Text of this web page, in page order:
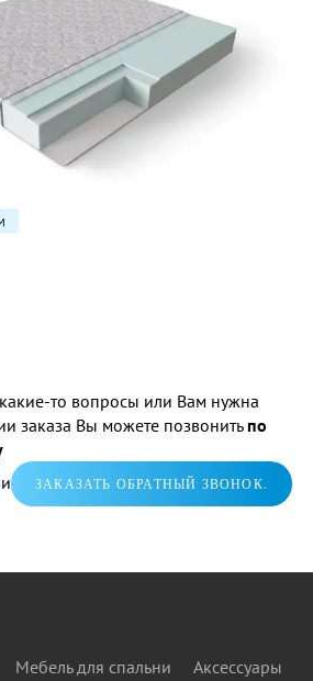
то вопросы или Вам нужна
заказа Вы можете позвонитьпо
ЗАКАЗАТЬ ОБРАТНЫЙ ЗВОНОК.
Мебель для спальни Аксессуары